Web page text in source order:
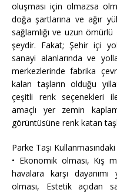
oluşması için olmazsa
doğa şartlarına ve ağır
sağlamlığı ve uzun
şeydir. Fakat; Şehir içi
sanayi alanlarında ve
merkezlerinde fabrika
kalan taşların olduğu
çeşitli renk seçenekleri
amaçlı yer zemin
görüntüsüne renk katan
Parke Taşı
• Ekonomik olması, Kış
havalara karşı
olması, Estetik açıdan